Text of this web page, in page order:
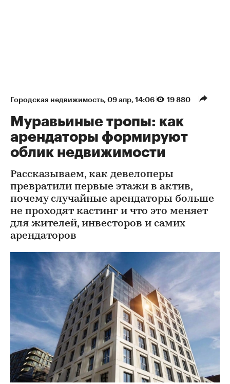
Городская недвижимость 09 апр, 14:06 19 880
Муравьиные тропы: как
арендаторы формируют
облик недвижимости
Рассказываем, как девелоперы
превратили первые этажи в актив,
почему случайные арендаторы больше
не проходят кастинг и что это меняет
для жителей, инвесторов и самих
арендаторов